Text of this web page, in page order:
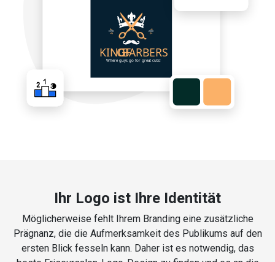
Ihr Logo ist Ihre Identität
Möglicherweise fehlt Ihrem Branding eine zusätzliche
Prägnanz, die die Aufmerksamkeit des Publikums auf den
ersten Blick fesseln kann. Daher ist es notwendig, das